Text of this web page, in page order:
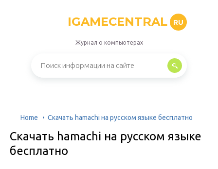
IGAMECENTRAL RU
Журнал о компьютерах
Home Скачать hamachi на русском языке бесплатно
Скачать hamachi на русском языке
бесплатно